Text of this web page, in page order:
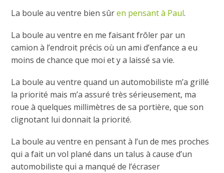
La boule au ventre bien sûren pensant à Paul.
La boule au ventre en me faisant frôler par un
camion à l’endroit précis où un ami d’enfance a eu
moins de chance que moi et y a laissé sa vie.
La boule au ventre quand un automobiliste m’a grillé
la priorité mais m’a assuré très sérieusement, ma
roue à quelques millimètres de sa portière, que son
clignotant lui donnait la priorité.
La boule au ventre en pensant à l’un de mes proches
qui a fait un vol plané dans un talus à cause d’un
automobiliste qui a manqué de l’écraser